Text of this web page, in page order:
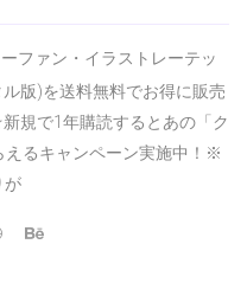
ファン・イラストレーテッ
版)を送料無料でお得に販売
規で1年購読するとあの「ク
えるキャンペーン実施中！※
が